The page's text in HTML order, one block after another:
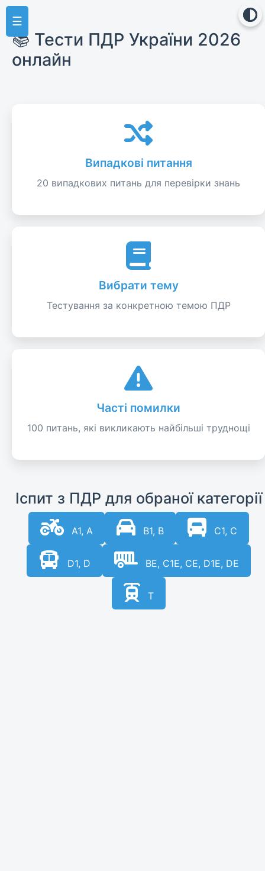
☰
📚 Тести ПДР України 2026
онлайн
Випадкові питання
20 випадкових питань для перевірки знань
Вибрати тему
Тестування за конкретною темою ПДР
Часті помилки
100 питань, які викликають найбільші труднощі
Іспит з ПДР для обраної категорії
A1, A B1, B C1, C
D1, D BE, C1E, CE, D1E, DE
T